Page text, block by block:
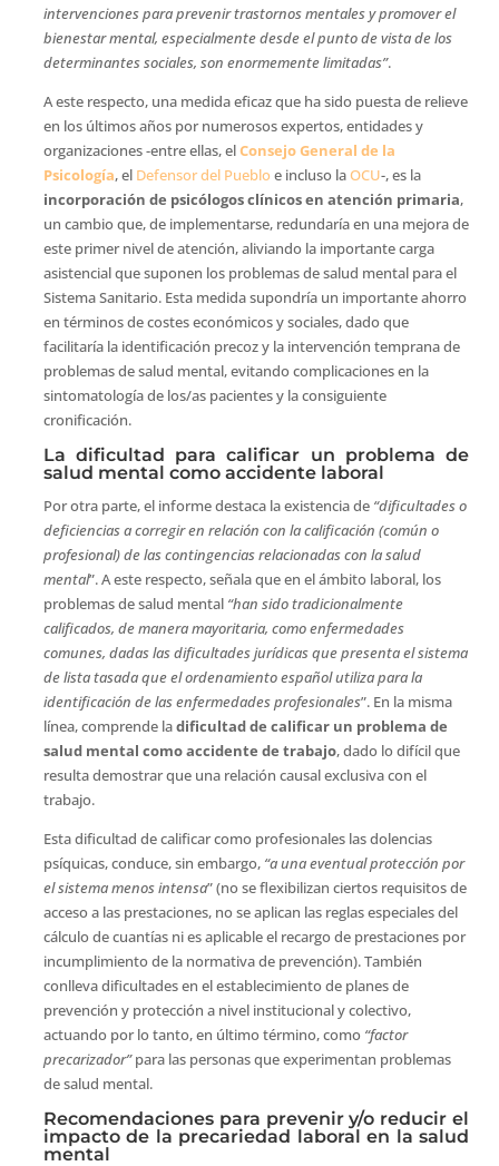
intervenciones para prevenir trastornos mentales y promover el
bienestar mental, especialmente desde el punto de vista de los
determinantes sociales, son enormemente limitadas”.
A este respecto, una medida eficaz que ha sido puesta de relieve
en los últimos años por numerosos expertos, entidades y
organizaciones -entre ellas, elConsejo General de la
Psicología, el Defensor del Pueblo e incluso laOCU-, es la
incorporación de psicólogos clínicos en atención primaria,
un cambio que, de implementarse, redundaría en una mejora de
este primer nivel de atención, aliviando la importante carga
asistencial que suponen los problemas de salud mental para el
Sistema Sanitario. Esta medida supondría un importante ahorro
en términos de costes económicos y sociales, dado que
facilitaría la identificación precoz y la intervención temprana de
problemas de salud mental, evitando complicaciones en la
sintomatología de los/as pacientes y la consiguiente
cronificación.
La dificultad para calificar un problema de
salud mental como accidente laboral
Por otra parte, el informe destaca la existencia de “dificultades o
deficiencias a corregir en relación con la calificación (común o
profesional) de las contingencias relacionadas con la salud
mental”. A este respecto, señala que en el ámbito laboral, los
problemas de salud mental “han sido tradicionalmente
calificados, de manera mayoritaria, como enfermedades
comunes, dadas las dificultades jurídicas que presenta el sistema
de lista tasada que el ordenamiento español utiliza para la
identificación de las enfermedades profesionales”. En la misma
línea, comprende ladificultad de calificar un problema de
salud mental como accidente de trabajo, dado lo difícil que
resulta demostrar que una relación causal exclusiva con el
trabajo.
Esta dificultad de calificar como profesionales las dolencias
psíquicas, conduce, sin embargo, “a una eventual protección por
el sistema menos intensa” (no se flexibilizan ciertos requisitos de
acceso a las prestaciones, no se aplican las reglas especiales del
cálculo de cuantías ni es aplicable el recargo de prestaciones por
incumplimiento de la normativa de prevención). También
conlleva dificultades en el establecimiento de planes de
prevención y protección a nivel institucional y colectivo,
actuando por lo tanto, en último término, como“factor
precarizador”para las personas que experimentan problemas
de salud mental.
Recomendaciones para prevenir y/o reducir el
impacto de la precariedad laboral en la salud
mental